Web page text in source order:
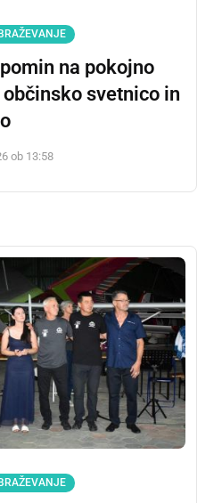
na pokojno
svetnico in
ob 13:58